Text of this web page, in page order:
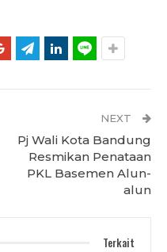
NEXT
Pj Wali Kota Bandung
Resmikan Penataan
PKL Basemen Alun-
alun
Terkait